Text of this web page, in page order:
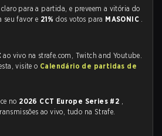
Usuários da Strafe tem um favorito claro para a partida, e preveem a vitória do
seu favor e 21%dos votos para MASONIC .
ao vivo na strafe.com, Twitch and Youtube.
visite o Calendário de partidas de
no 2026 CCT Europe Series #2 ,
transmissões ao vivo, tudo na Strafe.